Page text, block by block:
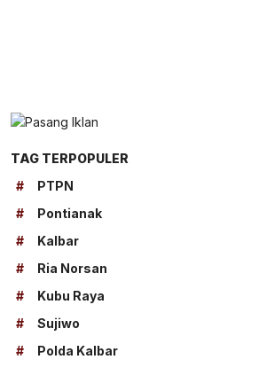
TAG TERPOPULER
#
PTPN
#
Pontianak
#
Kalbar
#
Ria Norsan
#
Kubu Raya
#
Sujiwo
#
Polda Kalbar